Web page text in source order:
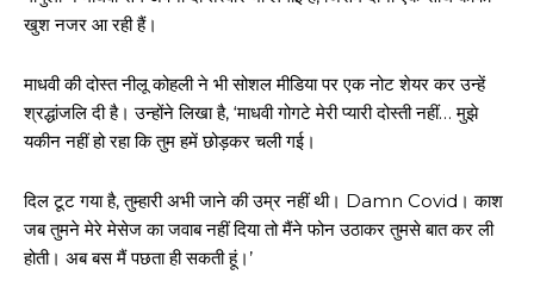
खुश नजर आ रही हैं।
माधवी की दोस्त नीलू कोहली ने भी सोशल मीडिया पर एक नोट शेयर कर उन्हें
श्रद्धांजलि दी है। उन्होंने लिखा है, ‘माधवी गोगटे मेरी प्यारी दोस्ती नहीं… मुझे
यकीन नहीं हो रहा कि तुम हमें छोड़कर चली गई।
दिल टूट गया है, तुम्हारी अभी जाने की उम्र नहीं थी। Damn Covid। काश
जब तुमने मेरे मेसेज का जवाब नहीं दिया तो मैंने फोन उठाकर तुमसे बात कर ली
होती। अब बस मैं पछता ही सकती हूं।’